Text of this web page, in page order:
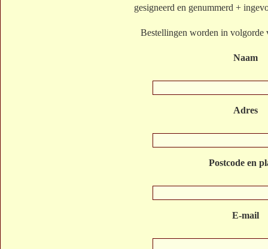
gesigneerd en genummerd +
Bestellingen worden in volgorde
Naam
Adres
Postcode en
E-mail